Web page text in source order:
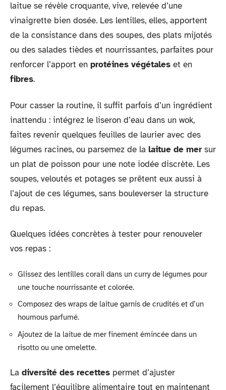
laitue se révèle croquante, vive, relevée d’une
vinaigrette bien dosée. Les lentilles, elles, apportent
de la consistance dans des soupes, des plats mijotés
ou des salades tièdes et nourrissantes, parfaites pour
renforcer l’apport en protéines végétales et en
fibres.
Pour casser la routine, il suffit parfois d’un ingrédient
inattendu : intégrez le liseron d’eau dans un wok,
faites revenir quelques feuilles de laurier avec des
légumes racines, ou parsemez de la laitue de mer sur
un plat de poisson pour une note iodée discrète. Les
soupes, veloutés et potages se prêtent eux aussi à
l’ajout de ces légumes, sans bouleverser la structure
du repas.
Quelques idées concrètes à tester pour renouveler
vos repas :
Glissez des lentilles corail dans un curry de légumes pour
une touche nourrissante et colorée.
Composez des wraps de laitue garnis de crudités et d’un
houmous parfumé.
Ajoutez de la laitue de mer finement émincée dans un
risotto ou une omelette.
La diversité des recettes permet d’ajuster
facilement l’équilibre alimentaire tout en maintenant